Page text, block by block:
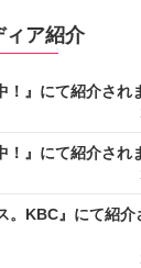
ィア紹介
』にて紹介され
』にて紹介され
。KBC』にて紹介